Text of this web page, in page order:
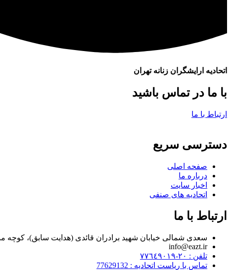
اتحادیه ارایشگران زنانه تهران
با ما در تماس باشید
ارتباط با ما
دسترسی سریع
صفحه اصلی
درباره ما
اخبار سایت
اتحادیه های صنفی
ارتباط با ما
سعدی شمالی خیابان شهید برادران قائدی (هدایت سابق)، کوچه مراد زاده، پلاک ۷
info@eazt.ir
تلفن : ٢٠-٧٧٦٤٩٠١٩
تماس با ریاست اتحادیه : 77629132